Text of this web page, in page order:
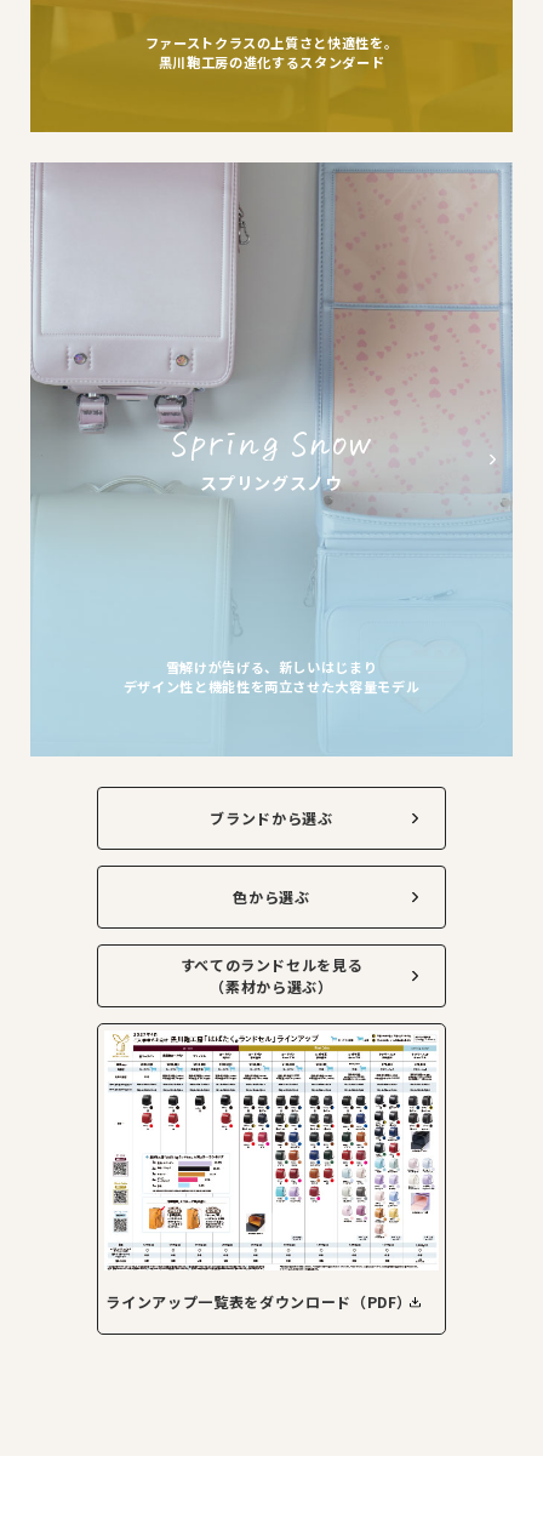
ファーストクラスの上質さと快適性を。
黒川鞄工房の進化するスタンダード
スプリングスノウ
雪解けが告げる、新しいはじまり
デザイン性と機能性を両立させた大容量モデル
ブランドから選ぶ
色から選ぶ
すべてのランドセルを見る
（素材から選ぶ）
ラインアップ一覧表をダウンロード（PDF）